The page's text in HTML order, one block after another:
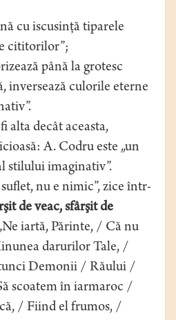
cu iscusinţă tiparele
cititorilor”;
până la grotesc
inversează culorile eterne
alta decât aceasta,
A. Codru este „un
stilului imaginativ”.
nu e nimic”, zice într-
de veac, sfârşit de
iartă, Părinte, / Că nu
darurilor Tale, /
Demonii / Răului /
scoatem în iarmaroc /
/ Fiind el frumos, /